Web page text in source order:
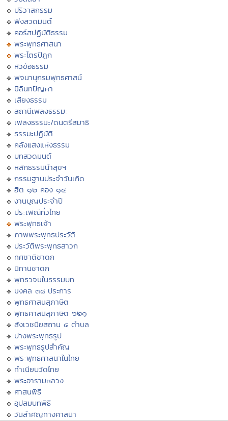
ปริวาสกรรม
ฟังสวดมนต์
คอร์สปฏิบัติธรรม
พระพุทธศาสนา
พระไตรปิฏก
หัวข้อธรรม
พจนานุกรมพุทธศาสน์
มิลินทปัญหา
เสียงธรรม
สถานีเพลงธรรมะ
เพลงธรรมะ/ดนตรีสมาธิ
ธรรมะปฏิบัติ
คลังแสงแห่งธรรม
บทสวดมนต์
หลักธรรมนำสุขฯ
กรรมฐานประจำวันเกิด
ฮีต ๑๒ คอง ๑๔
งานบุญประจำปี
ประเพณีทั่วไทย
พระพุทธเจ้า
ภาพพระพุทธประวัติ
ประวัติพระพุทธสาวก
ทศชาติชาดก
นิทานชาดก
พุทธวจนในธรรมบท
มงคล ๓๘ ประการ
พุทธศาสนสุภาษิต
พุทธศาสนสุภาษิต ๖๒๑
สังเวชนียสถาน ๔ ตำบล
ปางพระพุทธรูป
พระพุทธรูปสำคัญ
พระพุทธศาสนาในไทย
ทำเนียบวัดไทย
พระอารามหลวง
ศาสนพิธี
อุปสมบทพิธี
วันสำคัญทางศาสนา